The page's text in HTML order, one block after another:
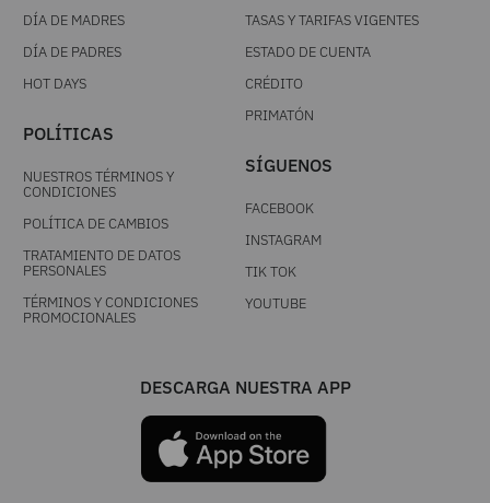
DÍA DE MADRES
DÍA DE PADRES
HOT DAYS
POLÍTICAS
NUESTROS TÉRMINOS Y
CONDICIONES
POLÍTICA DE CAMBIOS
TRATAMIENTO DE DATOS
PERSONALES
TÉRMINOS Y CONDICIONES
PROMOCIONALES
TASAS Y TARIFAS VIGENTES
ESTADO DE CUENTA
CRÉDITO
PRIMATÓN
SÍGUENOS
FACEBOOK
INSTAGRAM
TIK TOK
YOUTUBE
DESCARGA NUESTRA APP